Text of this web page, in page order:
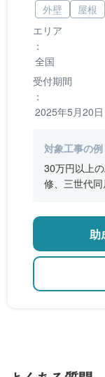
エリア
：
全国
受付期間
：
2025年5月20
外壁
屋根
対象工事の例
30万円以上
修、三世代
助